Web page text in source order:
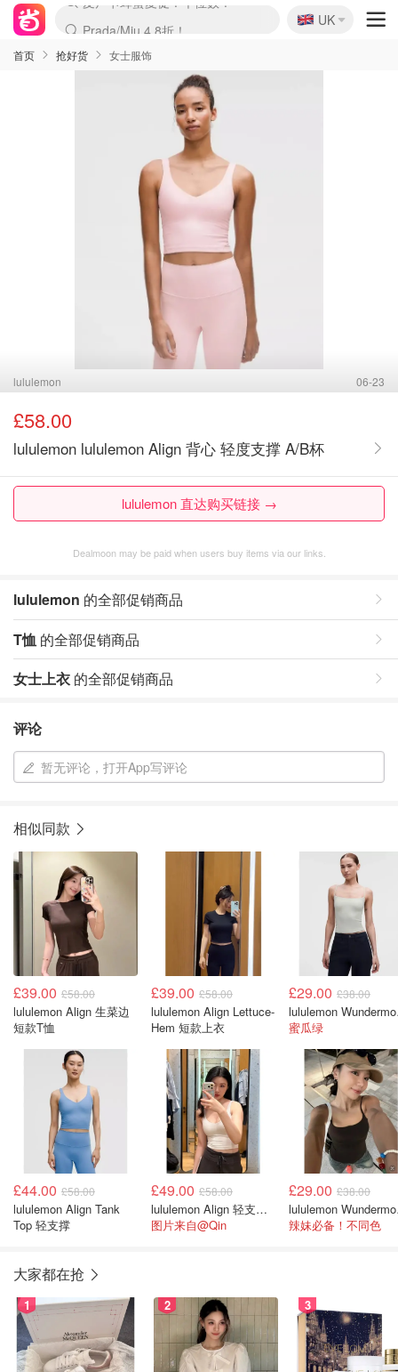
麦卢卡蜂蜜夏促！个位数！
啥？必胜客披萨5折！
🇬🇧
UK
首页 抢好货 女士服饰
lululemon 06-23
£58.00
lululemon lululemon Align 背心 轻度支撑 A/B杯
lululemon 直达购买链接 →
Dealmoon may be paid when users buy items via our links.
lululemon 的全部促销商品
T恤 的全部促销商品
女士上衣 的全部促销商品
评论
暂无评论，打开App写评论
相似同款
£39.00 £58.00
lululemon Align 生菜边
短款T恤
£39.00 £58.00
lululemon Align Lettuce-
Hem 短款上衣
£29.00 £38.00
蜜瓜绿
£44.00 £58.00
lululemon Align Tank
Top 轻支撑
£49.00 £58.00
lululemon Align 轻支撑背心 A/B杯
图片来自@Qin
£29.00 £38.00
辣妹必备！不同色
大家都在抢
1 2 3